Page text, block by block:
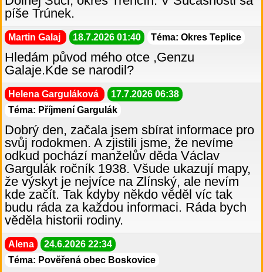
píše Trúnek.
Martin Galaj 18.7.2026 01:40 Téma: Okres Teplice
Hledám původ mého otce ,Genzu
Galaje.Kde se narodil?
Helena Garguláková
17.7.2026 06:38
Téma: Příjmení Gargulák
Dobrý den, začala jsem sbírat informace pro
svůj rodokmen. A zjistili jsme, že nevíme
odkud pochází manželův děda Václav
Gargulák ročník 1938. Všude ukazují mapy,
že výskyt je nejvíce na Zlínský, ale nevím
kde začít. Tak kdyby někdo věděl víc tak
budu ráda za každou informaci. Ráda bych
věděla historii rodiny.
Alena
24.6.2026 22:34
Téma: Pověřená obec Boskovice